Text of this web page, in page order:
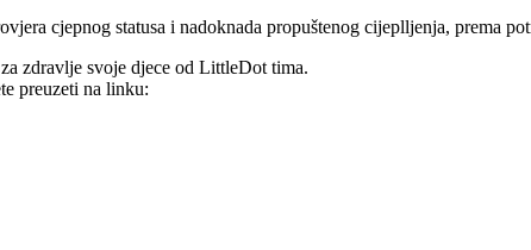
cjepnog statusa i nadoknada propuštenog cijeplljenja, prema
zdravlje svoje djece od LittleDot tima.
preuzeti na linku: